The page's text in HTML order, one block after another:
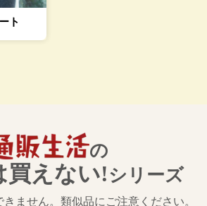
ト
の
買えない!シリーズ
ません。類似品にご注意ください。